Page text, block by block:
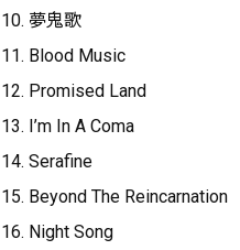
10. 夢鬼歌
11. Blood Music
12. Promised Land
13. I’m In A Coma
14. Serafine
15. Beyond The Reincarnation
16. Night Song